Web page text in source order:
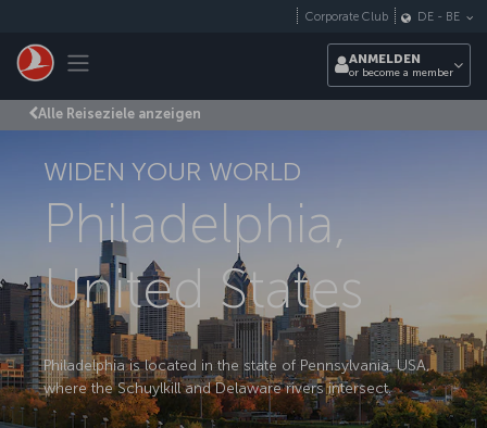
Toggle navigation
Corporate Club DE - BE
ANMELDEN
or become a member
Alle Reiseziele anzeigen
WIDEN YOUR WORLD
Philadelphia,
United States
Philadelphia is located in the state of Pennsylvania, USA,
where the Schuylkill and Delaware rivers intersect.